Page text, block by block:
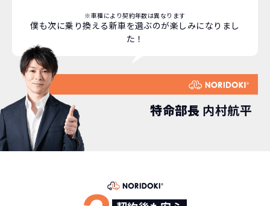
※車種により契約年数は異なります
僕も次に乗り換える新車を選ぶのが楽しみになりまし
た！
特命部長 内村航平